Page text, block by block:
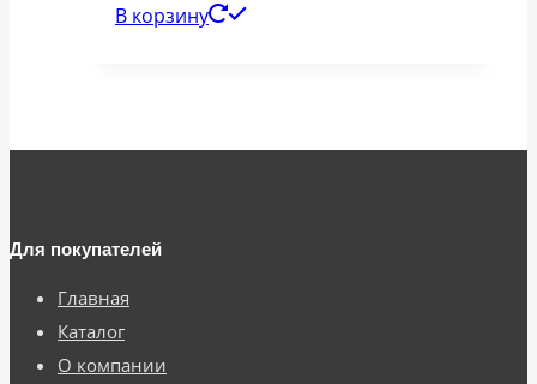
В корзину
Для покупателей
Главная
Каталог
О компании